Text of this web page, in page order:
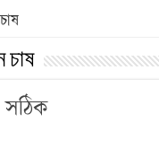
চাষ